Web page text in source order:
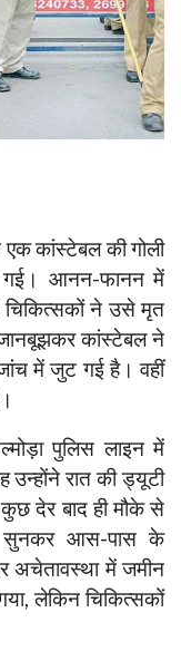
कांस्टेबल की गोली
गई। आनन-फानन में
चिकित्सकों ने उसे मृत
जानबूझकर कांस्टेबल ने
में जुट गई है। वहीं
पुलिस लाइन में
उन्होंने रात की ड्यूटी
देर बाद ही मौके से
सुनकर आस-पास के
अचेतावस्था में जमीन
लेकिन चिकित्सकों